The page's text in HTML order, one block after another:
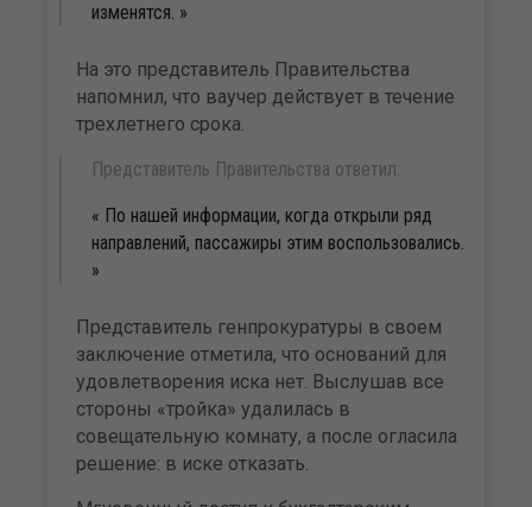
изменятся.
На это представитель Правительства
напомнил, что ваучер действует в течение
трехлетнего срока.
Представитель Правительства ответил:
По нашей информации, когда открыли ряд
направлений, пассажиры этим воспользовались.
Представитель генпрокуратуры в своем
заключение отметила, что оснований для
удовлетворения иска нет. Выслушав все
стороны «тройка» удалилась в
совещательную комнату, а после огласила
решение: в иске отказать.